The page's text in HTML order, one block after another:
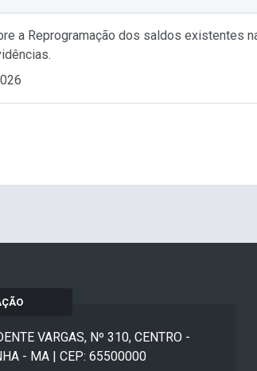
a Reprogramação dos saldos existentes
VARGAS, Nº 310, CENTRO -
- MA | CEP: 65500000